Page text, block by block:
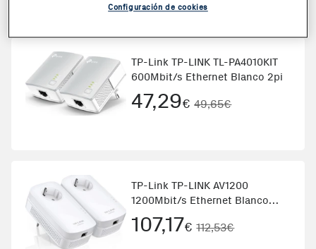
TP-Link TP-LINK TL-PA4010KIT
600Mbit/s Ethernet Blanco 2pi
47,29€ 49,65€
TP-Link TP-LINK AV1200
1200Mbit/s Ethernet Blanco
2pieza(s
107,17€ 112,53€
Configuración de cookies